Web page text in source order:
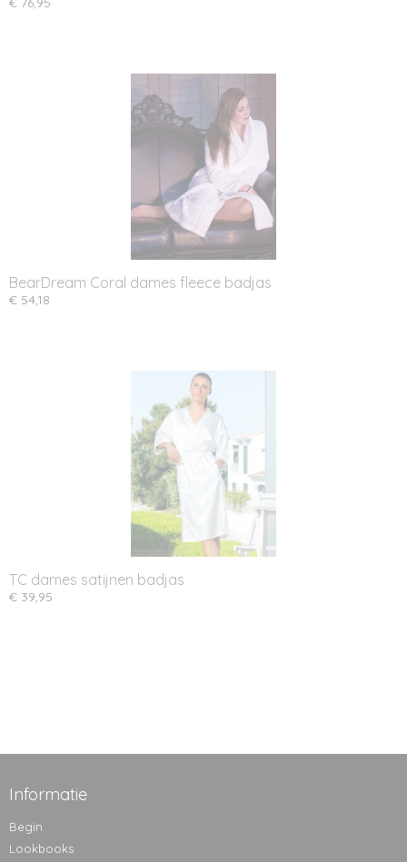
BearDream Coral dames fleece badjas
€ 54,18
TC dames satijnen badjas
€ 39,95
Informatie
Begin
Lookbooks